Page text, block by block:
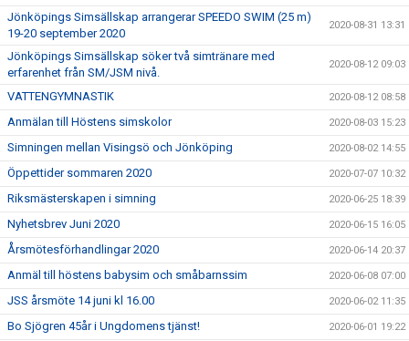
Jönköpings Simsällskap arrangerar SPEEDO SWIM (25 m)
19-20 september 2020
2020-08-31 13:31
Jönköpings Simsällskap söker två simtränare med
erfarenhet från SM/JSM nivå.
2020-08-12 09:03
VATTENGYMNASTIK 2020-08-12 08:58
Anmälan till Höstens simskolor 2020-08-03 15:23
Simningen mellan Visingsö och Jönköping 2020-08-02 14:55
Öppettider sommaren 2020 2020-07-07 10:32
Riksmästerskapen i simning 2020-06-25 18:39
Nyhetsbrev Juni 2020 2020-06-15 16:05
Årsmötesförhandlingar 2020 2020-06-14 20:37
Anmäl till höstens babysim och småbarnssim 2020-06-08 07:00
JSS årsmöte 14 juni kl 16.00 2020-06-02 11:35
Bo Sjögren 45år i Ungdomens tjänst! 2020-06-01 19:22